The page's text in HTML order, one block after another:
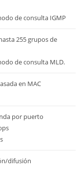
de consulta IGMP
255 grupos de
de consulta MLD.
en MAC
por puerto
difusión